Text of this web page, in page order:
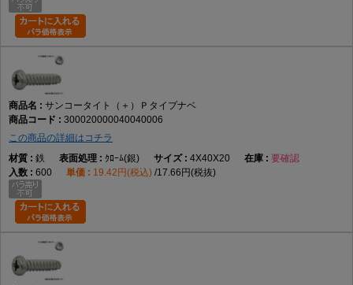
サンコータイト（＋）Ｐタイプナベ
300020000040040006
この商品の詳細はコチラ
鉄
ｸﾛｰﾑ(銀) 4X40X20
要確認
600
19.42円(税込) 17.66円(税抜)